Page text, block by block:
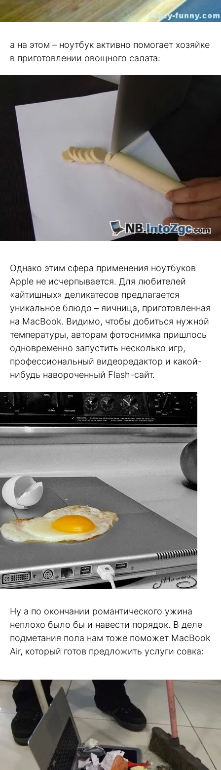
а на этом – ноутбук активно помогает хозяйке
в приготовлении овощного салата:
Однако этим сфера применения ноутбуков
Apple не исчерпывается. Для любителей
«айтишных» деликатесов предлагается
уникальное блюдо – яичница, приготовленная
на MacBook. Видимо, чтобы добиться нужной
температуры, авторам фотоснимка пришлось
одновременно запустить несколько игр,
профессиональный видеоредактор и какой-
нибудь навороченный Flash-сайт.
Ну а по окончании романтического ужина
неплохо было бы и навести порядок. В деле
подметания пола нам тоже поможет MacBook
Air, который готов предложить услуги совка: